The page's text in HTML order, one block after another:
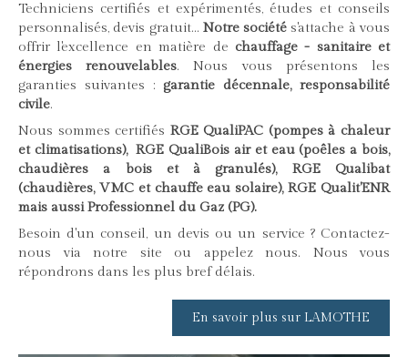
Techniciens certifiés et expérimentés, études et conseils
personnalisés, devis gratuit... Notre société s'attache à vous
offrir l'excellence en matière de chauffage - sanitaire et
énergies renouvelables. Nous vous présentons les
garanties suivantes : garantie décennale, responsabilité
civile.
Nous sommes certifiés RGE QualiPAC (pompes à chaleur
et climatisations), RGE QualiBois air et eau (poêles a bois,
chaudières a bois et à granulés), RGE Qualibat
(chaudières, VMC et chauffe eau solaire), RGE Qualit'ENR
mais aussi Professionnel du Gaz (PG).
Besoin d'un conseil, un devis ou un service ? Contactez-
nous via notre site ou appelez nous. Nous vous
répondrons dans les plus bref délais.
En savoir plus sur LAMOTHE